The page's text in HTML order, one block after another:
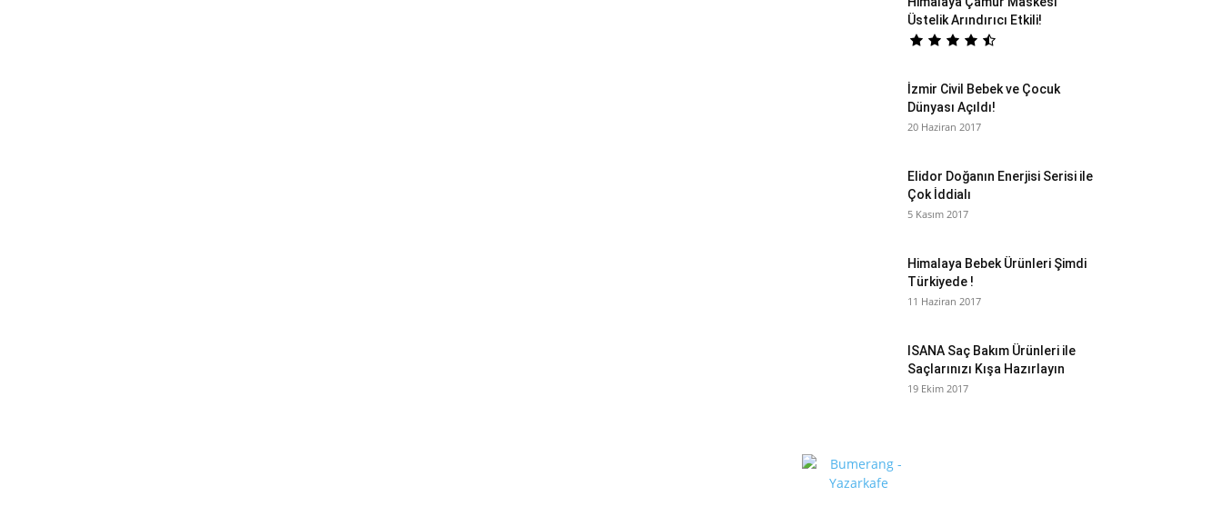
Üstelik Arındırıcı Etkili!
İzmir Civil Bebek ve Çocuk
Dünyası Açıldı!
20 Haziran 2017
Elidor Doğanın Enerjisi Serisi ile
Çok İddialı
5 Kasım 2017
Himalaya Bebek Ürünleri Şimdi
Türkiyede !
11 Haziran 2017
ISANA Saç Bakım Ürünleri ile
Saçlarınızı Kışa Hazırlayın
19 Ekim 2017